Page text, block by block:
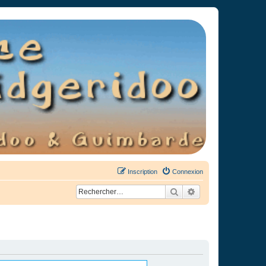
Connexion
Inscription
Rechercher